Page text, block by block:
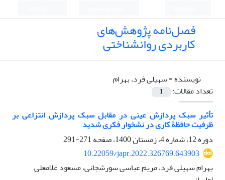
فصل‌نامه پژوهش‌های
کاربردی روانشناختی
نویسنده =سهیلی فرد، بهرام
تعداد مقالات:
1
تأثیر سبک پردازش عینی در مقابل سبک پردازش انتزاعی بر
ظرفیت حافظة ‌کاری در نشخوار فکری شدید
دوره 12، شماره 4، زمستان 1400، صفحه
271-291
10.22059/japr.2022.326769.643903
بهرام سهیلی فرد، مریم عباسی سورشجانی، مسعود غلامعلی